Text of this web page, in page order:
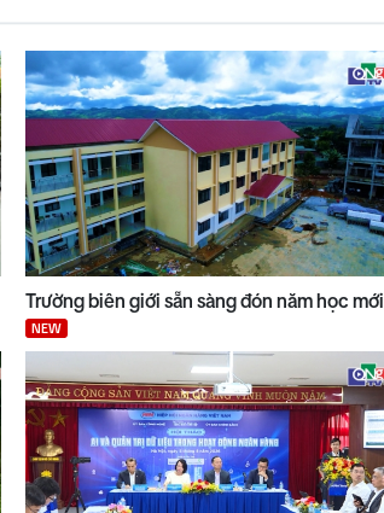
Trường biên giới sẵn sàng đón năm học mới
NEW